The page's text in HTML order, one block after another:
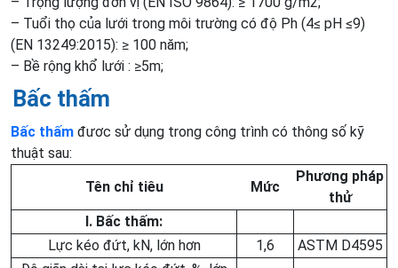
– Tuổi thọ của lưới trong môi trường có độ Ph (4≤ pH ≤9)
(EN 13249:2015): ≥ 100 năm;
– Bề rộng khổ lưới : ≥5m;
Bấc thấm
Bấc thấm đươc sử dụng trong công trình có thông số kỹ
thuật sau:
Tên chỉ tiêu
Mức
Phương pháp
thử
I. Bấc thấm:
Lực kéo đứt, kN, lớn hơn
1,6
ASTM D4595